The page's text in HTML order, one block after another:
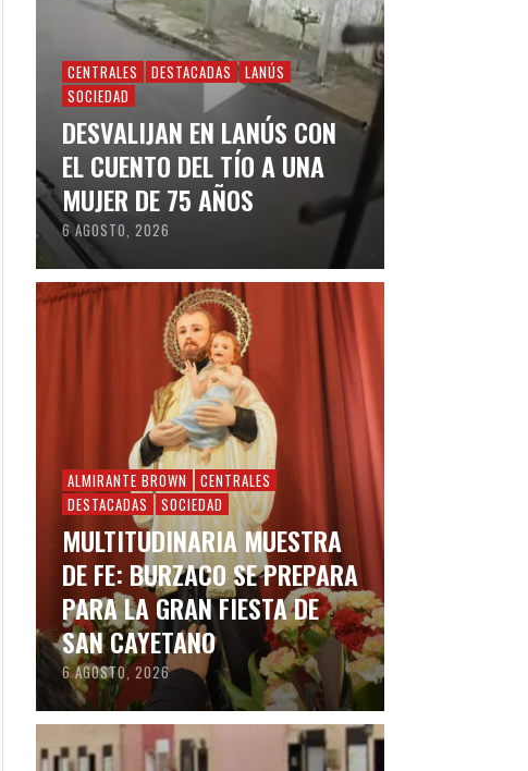
CENTRALES DESTACADAS
LANÚS
SOCIEDAD
DESVALIJAN EN LANÚS CON
EL CUENTO DEL TÍO A UNA
MUJER DE 75 AÑOS
6 AGOSTO, 2026
ALMIRANTE BROWN
CENTRALES
DESTACADAS
SOCIEDAD
MULTITUDINARIA MUESTRA
DE FE: BURZACO SE PREPARA
PARA LA GRAN FIESTA DE
SAN CAYETANO
6 AGOSTO, 2026